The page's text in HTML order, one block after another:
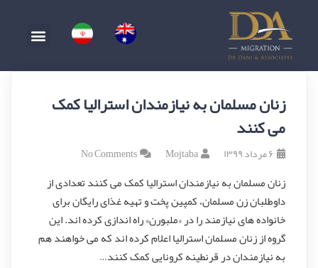
زنان مسلمان به نیازمندان استرالیا کمک
می کنند
۶ مرداد ۱۳۹۹ Mojtaba
No Comments
زنان مسلمان به نیازمندان استرالیا کمک می کنند تعدادی از
داوطلبان زن مسلمان، کمپین پخت و تهیه غذای رایگان برای
خانواده های نیازمند را در «ملبورن» راه اندازی کرده اند. این
گروه از زنان مسلمان استرالیا اعلام کرده اند که می خواهند هم
به نیازمندان در قرنطینه کرونایی کمک کنند…